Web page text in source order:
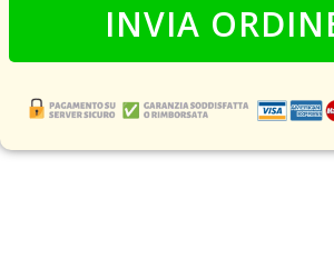
INVIA